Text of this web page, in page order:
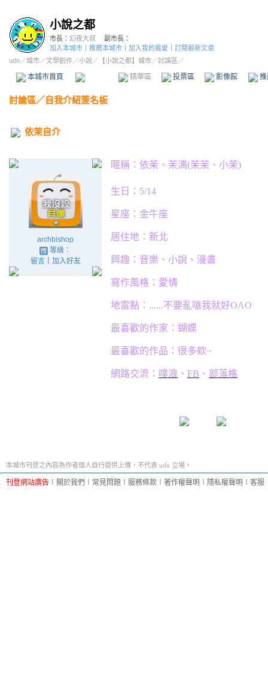
小說之都
市長： 幻夜大叔
副市長：
加入本城市
推薦本城市 加入我的最愛
訂閱最新文章
udn／城市／文學創作／小說／ 【小說之都】城市／討論區／
本城市首頁 精華區 投票區 影像館
討論區／自我介紹簽名板
依茉自介
archbishop
等級：
留言｜ 加入好友
暱稱：依茉、茉漓(茉茉、小茉)
生日：5/14
星座：金牛座
居住地：新北
興趣：音樂、小說、漫畫
寫作風格：愛情
地雷點：......不要亂嗆我就好OAO
最喜歡的作家：蝴蝶
最喜歡的作品：很多欸~
網路交流： 噗浪 、 FB 、 部落格
本城市刊登之內容為作者個人自行提供上傳，不代表 udn 立場。
刊登網站廣告 關於我們 常見問題 服務條款 著作權聲明 隱私權聲明 客服